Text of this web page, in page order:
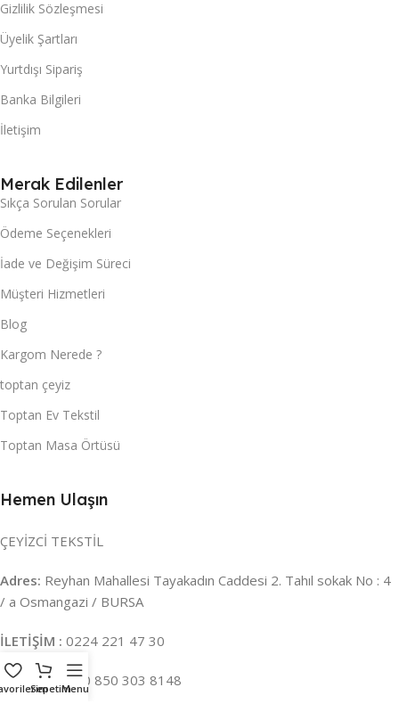
Gizlilik Sözleşmesi
Üyelik Şartları
Yurtdışı Sipariş
Banka Bilgileri
İletişim
Merak Edilenler
Sıkça Sorulan Sorular
Ödeme Seçenekleri
İade ve Değişim Süreci
Müşteri Hizmetleri
Blog
Kargom Nerede ?
toptan çeyiz
Toptan Ev Tekstil
Toptan Masa Örtüsü
Hemen Ulaşın
ÇEYİZCİ TEKSTİL
Adres: Reyhan Mahallesi Tayakadın Caddesi 2. Tahıl sokak No : 4
/ a Osmangazi / BURSA
İLETİŞİM : 0224 221 47 30
WHATSAPP :0 850 303 8148
SepetimMenu